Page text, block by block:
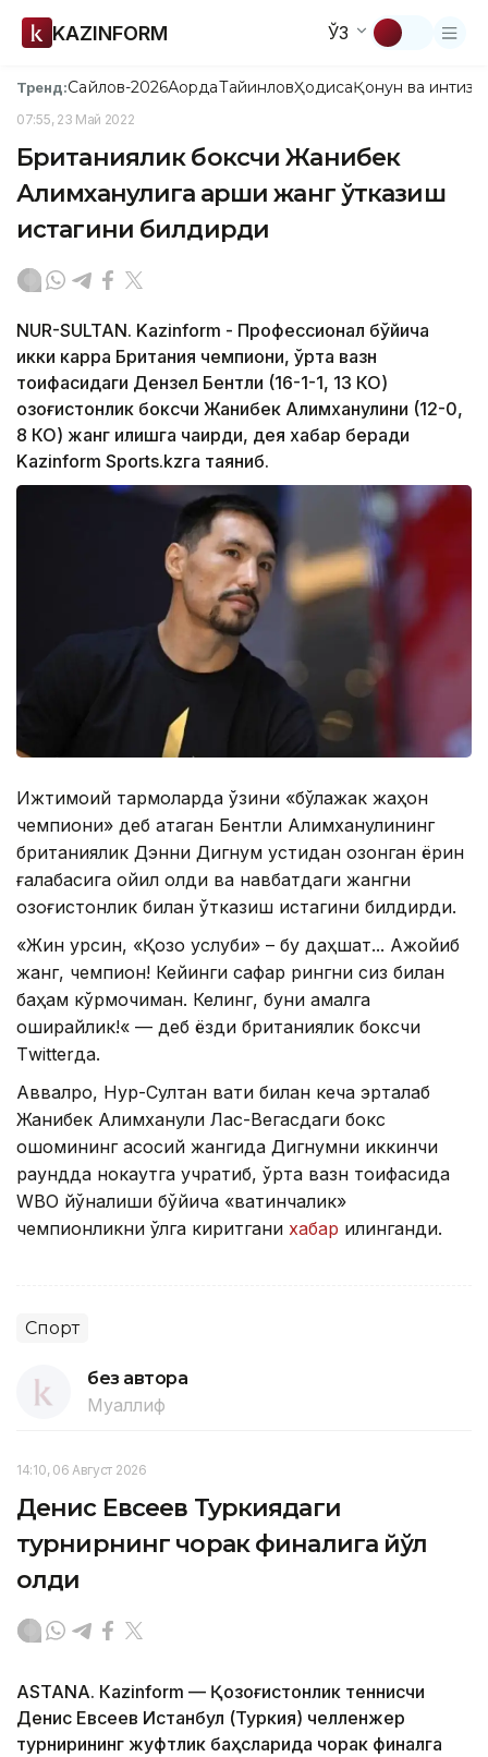
KAZINFORM ЎЗ
Тренд:Сайлов-2026АқордаТайинловҲодисаҚонун ва
07:55, 23 Май 2022
Британиялик боксчи Жанибек
Алимханулига қарши жанг ўтказиш
истагини билдирди
NUR-SULTAN. Kazinform - Профессионал бўйича
икки карра Британия чемпиони, ўрта вазн
тоифасидаги Дензел Бентли (16-1-1, 13 КО)
қозоғистонлик боксчи Жанибек Алимханулини (12-0,
8 КО) жанг қилишга чақирди, дея хабар беради
Kazinform Sports.kzга таяниб.
Ижтимоий тармоқларда ўзини «бўлажак жаҳон
чемпиони» деб атаган Бентли Алимханулининг
британиялик Дэнни Дигнум устидан қозонган ёрқин
ғалабасига қойил қолди ва навбатдаги жангни
қозоғистонлик билан ўтказиш истагини билдирди.
«Жин урсин, «Қозоқ услуби» – бу даҳшат... Ажойиб
жанг, чемпион! Кейинги сафар рингни сиз билан
баҳам кўрмоқчиман. Келинг, буни амалга
оширайлик!« — деб ёзди британиялик боксчи
Тwitterда.
Аввалроқ, Нур-Султан вақти билан кеча эрталаб
Жанибек Алимханули Лас-Вегасдаги бокс
оқшомининг асосий жангида Дигнумни иккинчи
раундда нокаутга учратиб, ўрта вазн тоифасида
WBО йўналиши бўйича «вақтинчалик»
чемпионликни қўлга киритгани хабар қилинганди.
Спорт
без автора
Муаллиф
14:10, 06 Август 2026
Денис Евсеев Туркиядаги
турнирнинг чорак финалига йўл
олди
ASTANА. Кazinform — Қозоғистонлик теннисчи
Денис Евсеев Истанбул (Туркия) челленжер
турнирининг жуфтлик баҳсларида чорак финалга